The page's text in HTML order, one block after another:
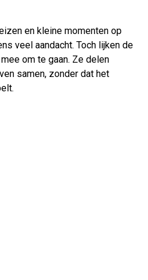
en kleine momenten op
veel aandacht. Toch lijken de
om te gaan. Ze delen
samen, zonder dat het